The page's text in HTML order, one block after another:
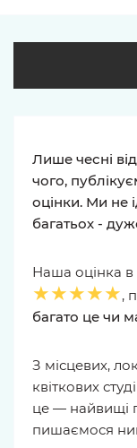
Лише чесні
чого,
оцінки. Ми не
багатьох -
Наша оцінка в
★★★★★,
багато це чи
З місцевих,
квіткових
це — найвищі
пишаємося